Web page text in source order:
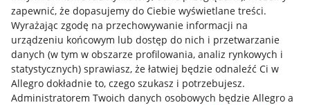
zapewnić, że dopasujemy do Ciebie wyświetlane treści.
Wyrażając zgodę na przechowywanie informacji na
urządzeniu końcowym lub dostęp do nich i przetwarzanie
danych (w tym w obszarze profilowania, analiz rynkowych i
statystycznych) sprawiasz, że łatwiej będzie odnaleźć Ci w
Allegro dokładnie to, czego szukasz i potrzebujesz.
Administratorem Twoich danych osobowych będzie Allegro a